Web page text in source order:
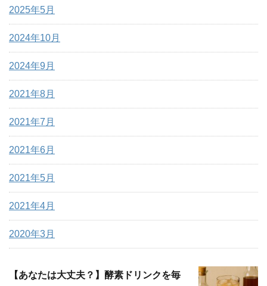
2025年5月
2024年10月
2024年9月
2021年8月
2021年7月
2021年6月
2021年5月
2021年4月
2020年3月
【あなたは大丈夫？】酵素ドリンクを毎